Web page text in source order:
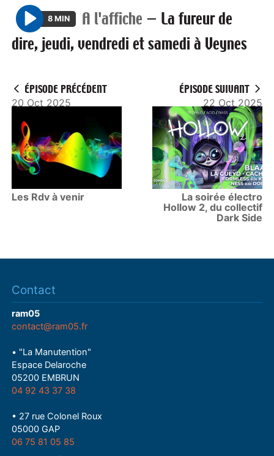
P
l
8 MIN A l'affiche — La fureur de
dire, jeudi, vendredi et samedi à Veynes
ÉPISODE PRÉCÉDENT
20 Oct 2025
Les Rdv à venir
ÉPISODE SUIVANT
22 Oct 2025
La soirée électro
Hollow 2, du collectif
Dark Side
Contact
ram05
contact@ram05.fr
• "La Manutention"
Espace Delaroche
05200 EMBRUN
04 92 43 37 38
• 27 rue Colonel Roux
05000 GAP
06 75 81 05 85